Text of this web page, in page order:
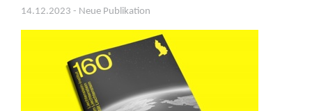
14.12.2023 - Neue Publikation